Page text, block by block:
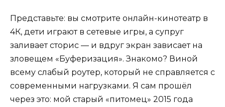
Представьте: вы смотрите онлайн-кинотеатр в
4К, дети играют в сетевые игры, а супруг
заливает сторис — и вдруг экран зависает на
зловещем «Буферизация». Знакомо? Виной
всему слабый роутер, который не справляется с
современными нагрузками. Я сам прошёл
через это: мой старый «питомец» 2015 года